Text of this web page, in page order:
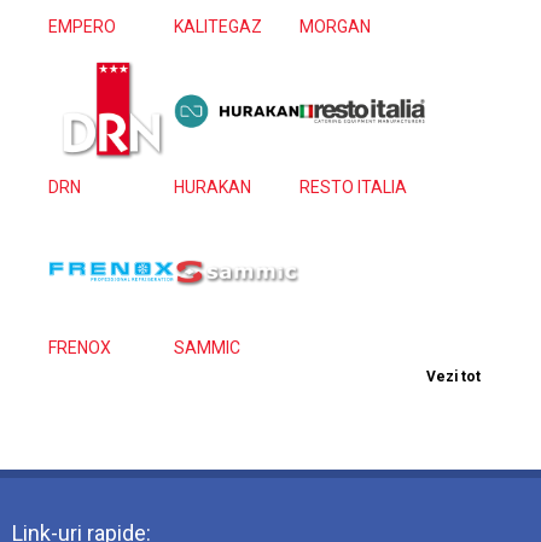
EMPERO KALITEGAZ MORGAN
DRN HURAKAN RESTO ITALIA
FRENOX SAMMIC
Vezi tot
Link-uri rapide: